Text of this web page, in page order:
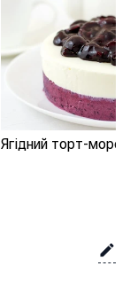
Ягідний торт-